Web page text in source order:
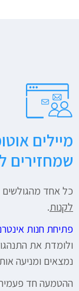
מיילים
שמחזירים
כל אחד
לקנות.
פתיחת חנות
ולומדת את
נמצאים ומניעה
ההטמעה חד